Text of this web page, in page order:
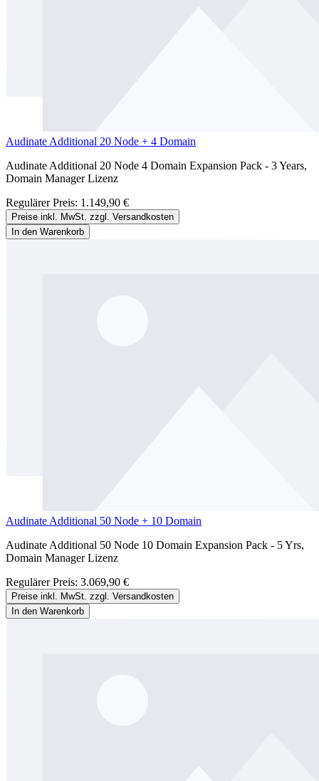
Audinate Additional 20 Node + 4 Domain
Audinate Additional 20 Node 4 Domain Expansion Pack - 3 Years,
Domain Manager Lizenz
Regulärer Preis: 1.149,90 €
Preise inkl. MwSt. zzgl. Versandkosten
In den Warenkorb
Audinate Additional 50 Node + 10 Domain
Audinate Additional 50 Node 10 Domain Expansion Pack - 5 Yrs,
Domain Manager Lizenz
Regulärer Preis: 3.069,90 €
Preise inkl. MwSt. zzgl. Versandkosten
In den Warenkorb